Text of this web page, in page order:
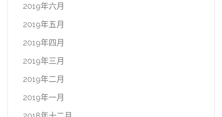
2019年六月
2019年五月
2019年四月
2019年三月
2019年二月
2019年一月